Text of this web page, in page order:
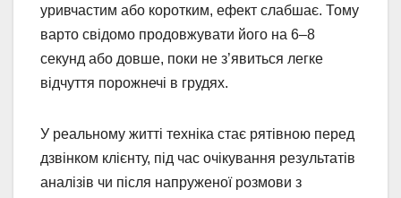
уривчастим або коротким, ефект слабшає. Тому
варто свідомо продовжувати його на 6–8
секунд або довше, поки не з’явиться легке
відчуття порожнечі в грудях.
У реальному житті техніка стає рятівною перед
дзвінком клієнту, під час очікування результатів
аналізів чи після напруженої розмови з